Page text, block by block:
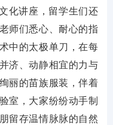
化讲座，留学生们还
师们悉心、耐心的指
中的太极单刀，在每
济、动静相宜的力与
丽的苗族服装，伴着
室，大家纷纷动手制
留存温情脉脉的自然